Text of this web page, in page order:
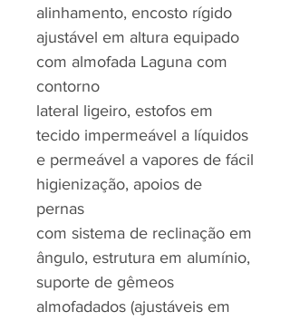
alinhamento, encosto rígido
ajustável em altura equipado
com almofada Laguna com
contorno
lateral ligeiro, estofos em
tecido impermeável a líquidos
e permeável a vapores de fácil
higienização, apoios de
pernas
com sistema de reclinação em
ângulo, estrutura em alumínio,
suporte de gêmeos
almofadados (ajustáveis em